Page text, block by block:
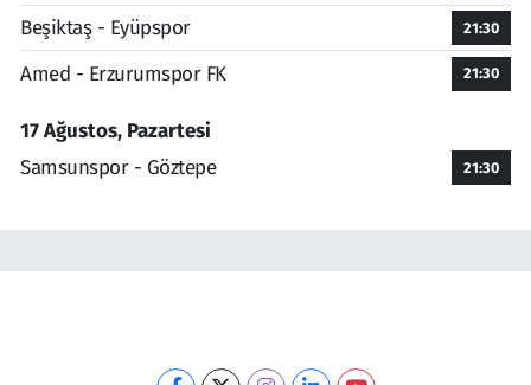
Beşiktaş - Eyüpspor 21:30
Amed - Erzurumspor FK 21:30
17 Ağustos, Pazartesi
Samsunspor - Göztepe
21:30